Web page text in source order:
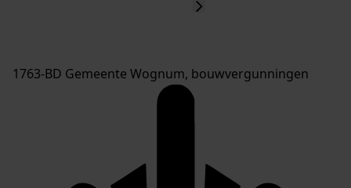
1763-BD Gemeente Wognum, bouwvergunningen